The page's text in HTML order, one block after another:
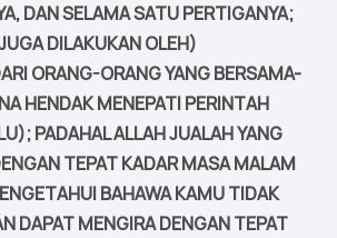
DAN SELAMA SATU PERTIGANYA;
DILAKUKAN OLEH)
ORANG-ORANG YANG BERSAMA-
HENDAK MENEPATI PERINTAH
PADAHAL ALLAH JUALAH YANG
TEPAT KADAR MASA MALAM
BAHAWA KAMU TIDAK
DAPAT MENGIRA DENGAN TEPAT